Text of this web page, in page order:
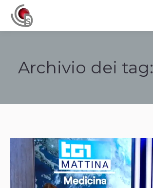
Archivio dei tag: